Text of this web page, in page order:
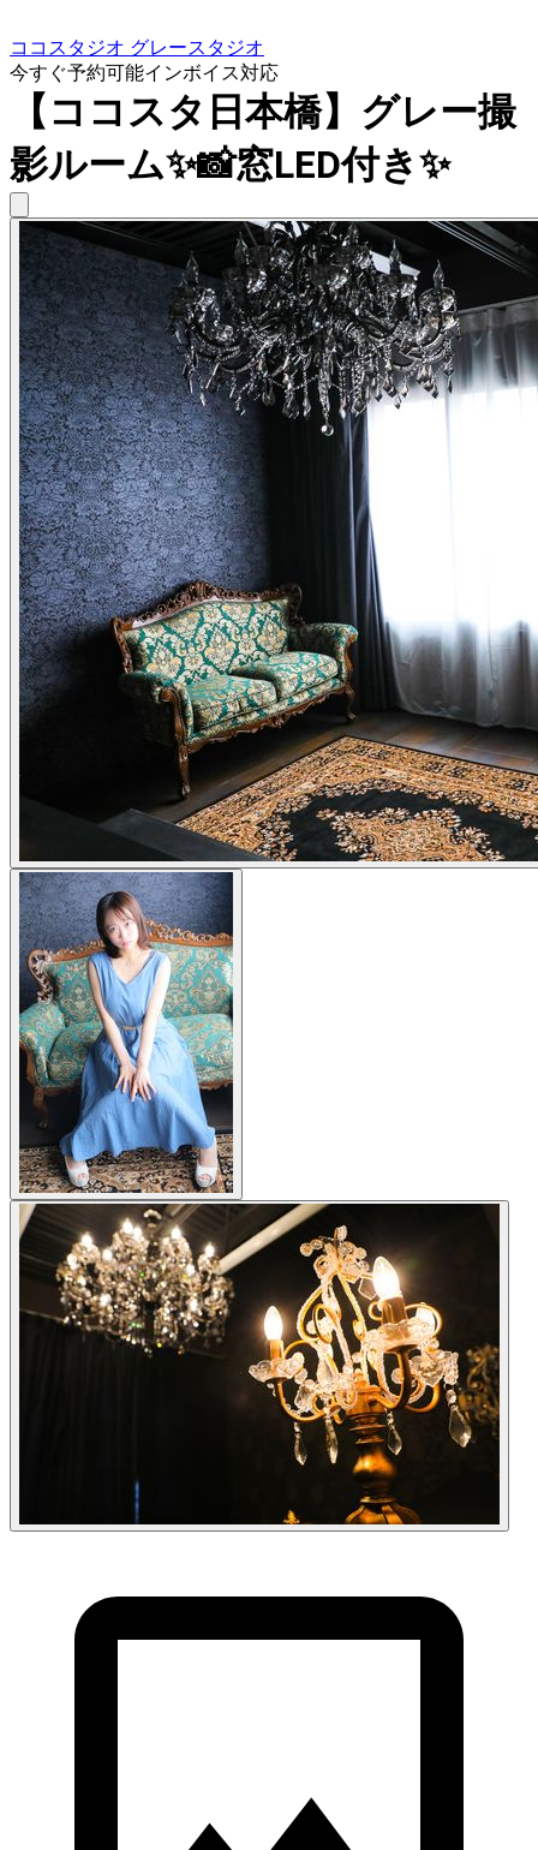
ココスタジオ グレースタジオ
今すぐ予約可能インボイス対応
【ココスタ日本橋】グレー撮
影ルーム✨📸窓LED付き✨